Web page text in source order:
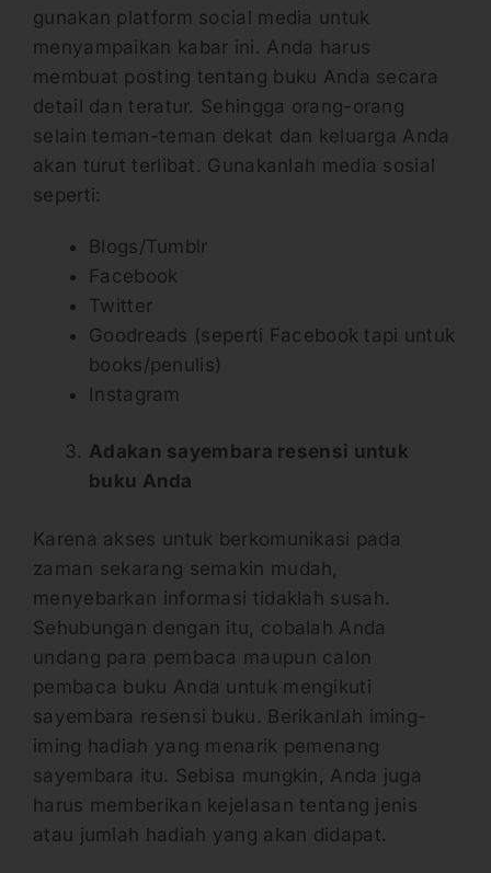
gunakan platform social media untuk
menyampaikan kabar ini. Anda harus
membuat posting tentang buku Anda secara
detail dan teratur. Sehingga orang-orang
selain teman-teman dekat dan keluarga Anda
akan turut terlibat. Gunakanlah media sosial
seperti:
Blogs/Tumblr
Facebook
Twitter
Goodreads (seperti Facebook tapi untuk
books/penulis)
Instagram
Adakan sayembara resensi untuk
buku Anda
Karena akses untuk berkomunikasi pada
zaman sekarang semakin mudah,
menyebarkan informasi tidaklah susah.
Sehubungan dengan itu, cobalah Anda
undang para pembaca maupun calon
pembaca buku Anda untuk mengikuti
sayembara resensi buku. Berikanlah iming-
iming hadiah yang menarik pemenang
sayembara itu. Sebisa mungkin, Anda juga
harus memberikan kejelasan tentang jenis
atau jumlah hadiah yang akan didapat.